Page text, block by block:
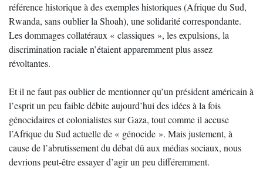
référence historique à des exemples historiques (Afrique du Sud,
Rwanda, sans oublier la Shoah), une solidarité correspondante.
Les dommages collatéraux « classiques », les expulsions, la
discrimination raciale n’étaient apparemment plus assez
révoltantes.
Et il ne faut pas oublier de mentionner qu’un président américain à
l’esprit un peu faible débite aujourd’hui des idées à la fois
génocidaires et colonialistes sur Gaza, tout comme il accuse
l’Afrique du Sud actuelle de « génocide ». Mais justement, à
cause de l’abrutissement du débat dû aux médias sociaux, nous
devrions peut-être essayer d’agir un peu différemment.